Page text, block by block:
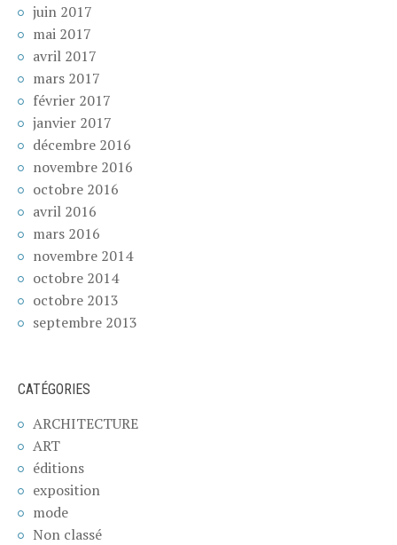
juin 2017
mai 2017
avril 2017
mars 2017
février 2017
janvier 2017
décembre 2016
novembre 2016
octobre 2016
avril 2016
mars 2016
novembre 2014
octobre 2014
octobre 2013
septembre 2013
CATÉGORIES
ARCHITECTURE
ART
éditions
exposition
mode
Non classé